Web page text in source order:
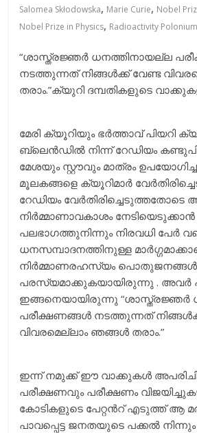
Salomea Skłodowska, Marie Curie, Nobel
Nobel Prize in Physics, Radioactivity
“ശാസ്ത്രജ്ഞർ ധനത്തിനായല്ല
നടത്തുന്നത്‌ നിങ്ങൾക്ക്‌ വേണ്ട
തരാം.”ക്യുറി ദമ്പതികളുടെ
മേരി ക്യൂറിയും ഭര്‍ത്താവ് പിയറി
ബ്ലെൻഡിൽ നിന്ന് റേഡിയം
മേശയും സ്റ്റൗവും മാത്രം
മൂലകങ്ങളെ ക്യൂറിമാർ
റേഡിയം വേർതിരിച്ചെടുത്തതോടെ
നിർമ്മാണാവകാശം
പലഭാഗത്തുനിന്നും നിരവധി പേർ
ധനസമ്പാദനത്തിനുള്ള
നിർമ്മാണരഹസ്യം
പരസ്യമാക്കുകയായിരുന്നു .
ഇങ്ങനെയായിരുന്നു “ശാസ്ത്രജ്ഞർ
പരീക്ഷണങ്ങൾ നടത്തുന്നത്‌
വിവരമെല്ലാം ഞങ്ങൾ തരാം.”
ഇന്ന് നമുക്ക് ഈ വാക്കുകള്‍
പരീക്ഷണവും പരീക്ഷണം
കോടികളുടെ പേറ്റന്‍റ് എടുത്ത് ആ
പാവപ്പെട്ട ജനതയുടെ പക്കല്‍